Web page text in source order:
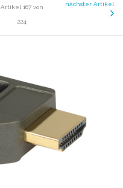
Artikel 167 von
224
nächster Artikel